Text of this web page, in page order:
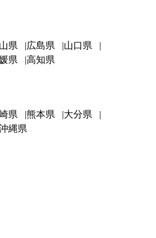
県 広島県
山口県
県 高知県
県 熊本県
大分県
縄県